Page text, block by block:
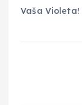
Vaša Violeta!